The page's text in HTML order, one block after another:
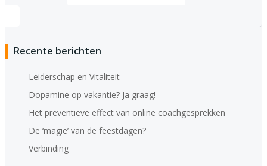
Recente berichten
Leiderschap en Vitaliteit
Dopamine op vakantie? Ja graag!
Het preventieve effect van online coachgesprekken
De ‘magie’ van de feestdagen?
Verbinding